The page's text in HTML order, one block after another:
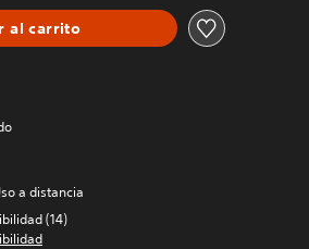
al carrito
a distancia
(14)